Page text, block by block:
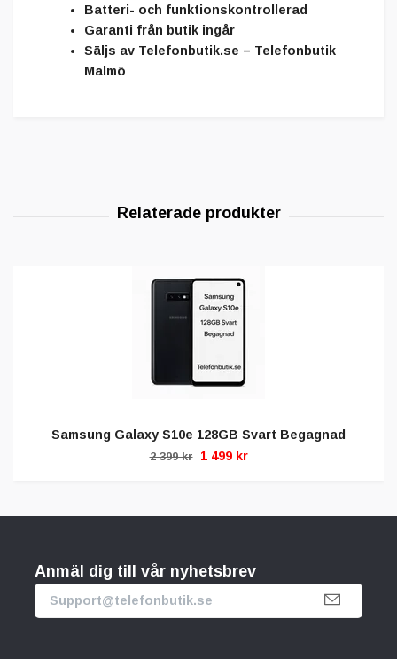
Batteri- och funktionskontrollerad
Garanti från butik ingår
Säljs av Telefonbutik.se – Telefonbutik
Malmö
Samsung Galaxy S10e 128GB Svart Begagnad
2 399 kr 1 499 kr
Anmäl dig till vår nyhetsbrev